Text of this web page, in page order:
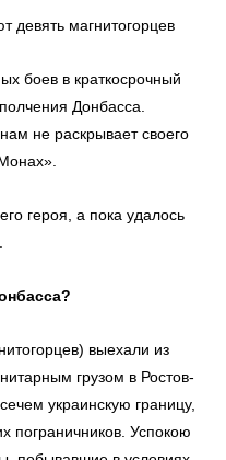
девять магнитогорцев
боев в краткосрочный
Донбасса.
не раскрывает своего
героя, а пока удалось
выехали из
грузом в Ростов-
украинскую границу,
пограничников. Успокою